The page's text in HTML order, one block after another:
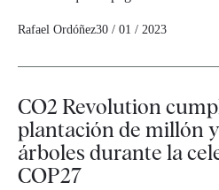
Rafael Ordóñez30 / 01 / 2023
CO2 Revolution
plantación de millón
árboles durante la
COP27